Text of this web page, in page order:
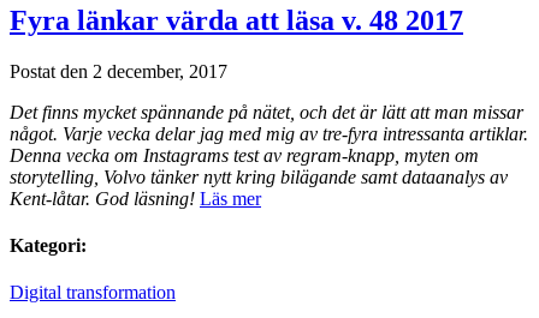
Fyra länkar värda att läsa v. 48 2017
Postat den 2 december, 2017
Det finns mycket spännande på nätet, och det är lätt att man missar
något. Varje vecka delar jag med mig av tre-fyra intressanta artiklar.
Denna vecka om Instagrams test av regram-knapp, myten om
storytelling, Volvo tänker nytt kring bilägande samt dataanalys av
Kent-låtar. God läsning! Läs mer
Kategori:
Digital transformation